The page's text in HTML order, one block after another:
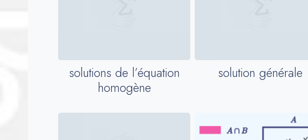
solutions de l’équation
homogène
solution générale